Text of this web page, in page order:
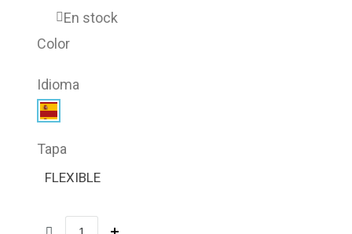
En stock
Color
Idioma
Tapa
FLEXIBLE